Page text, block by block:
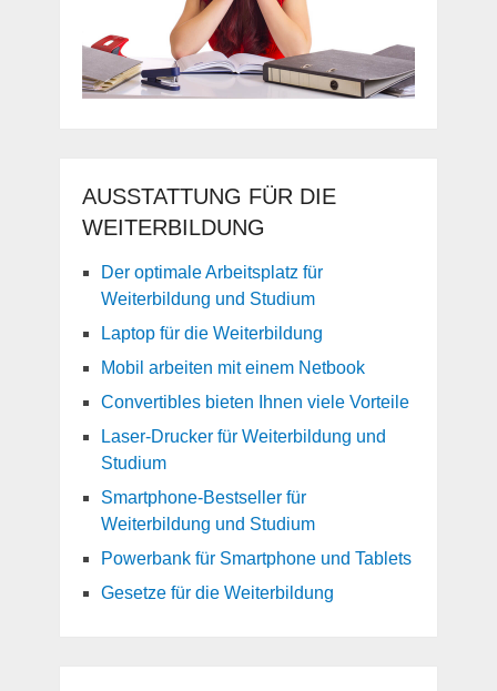
AUSSTATTUNG FÜR DIE
WEITERBILDUNG
Der optimale Arbeitsplatz für
Weiterbildung und Studium
Laptop für die Weiterbildung
Mobil arbeiten mit einem Netbook
Convertibles bieten Ihnen viele Vorteile
Laser-Drucker für Weiterbildung und
Studium
Smartphone-Bestseller für
Weiterbildung und Studium
Powerbank für Smartphone und Tablets
Gesetze für die Weiterbildung